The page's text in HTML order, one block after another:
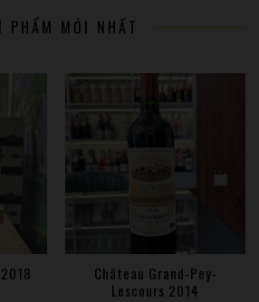
PHẨM MỚI NHẤT
Château Grand-Pey-
Lescours 2014